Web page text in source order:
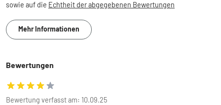
sowie auf die Echtheit der abgegebenen Bewertungen
Mehr Informationen
Bewertungen
Bewertung verfasst am: 10.09.25